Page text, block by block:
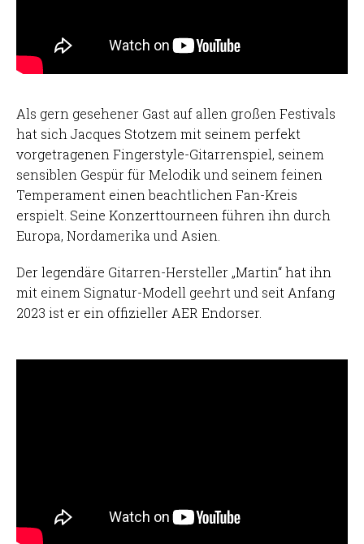
Als gern gesehener Gast auf allen großen Festivals
hat sich Jacques Stotzem mit seinem perfekt
vorgetragenen Fingerstyle-Gitarrenspiel, seinem
sensiblen Gespür für Melodik und seinem feinen
Temperament einen beachtlichen Fan-Kreis
erspielt. Seine Konzerttourneen führen ihn durch
Europa, Nordamerika und Asien.
Der legendäre Gitarren-Hersteller „Martin“ hat ihn
mit einem Signatur-Modell geehrt und seit Anfang
2023 ist er ein offizieller AER Endorser.